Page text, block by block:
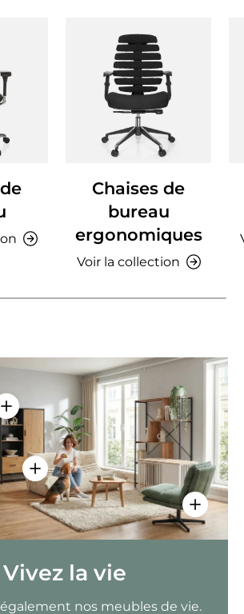
Chaises de
bureau
ergonomiques
Voir la collection
Voir les
les détails - AMIO H - Armoire de
Voir les détails
Vivez la vie
nos meubles de vie.